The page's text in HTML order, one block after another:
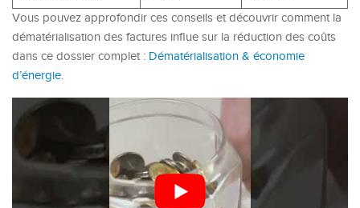
Vous pouvez approfondir ces conseils et découvrir comment la
dématérialisation des factures influe sur la réduction des coûts
dans ce dossier complet : Dématérialisation & économie
d’énergie.